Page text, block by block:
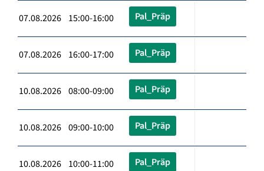
07.08.2026 15:00-16:00 Pal_Präp
07.08.2026 16:00-17:00 Pal_Präp
10.08.2026 08:00-09:00 Pal_Präp
10.08.2026 09:00-10:00 Pal_Präp
10.08.2026 10:00-11:00 Pal_Präp